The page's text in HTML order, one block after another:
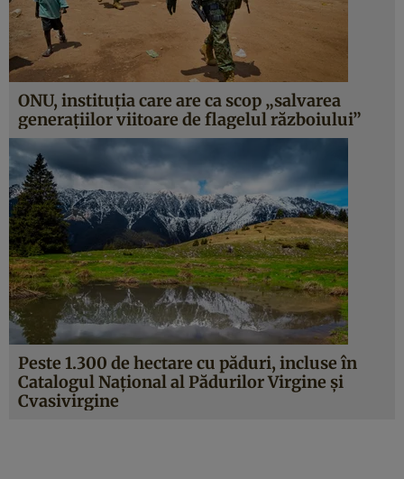
ONU, instituția care are ca scop „salvarea
generațiilor viitoare de flagelul războiului”
Peste 1.300 de hectare cu păduri, incluse în
Catalogul Național al Pădurilor Virgine și
Cvasivirgine